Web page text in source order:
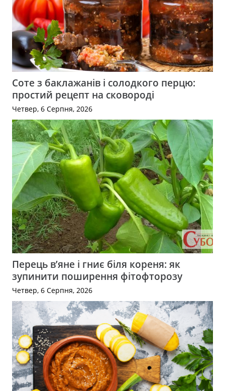
Соте з баклажанів і солодкого перцю:
простий рецепт на сковороді
Четвер, 6 Серпня, 2026
Перець в’яне і гниє біля кореня: як
зупинити поширення фітофторозу
Четвер, 6 Серпня, 2026